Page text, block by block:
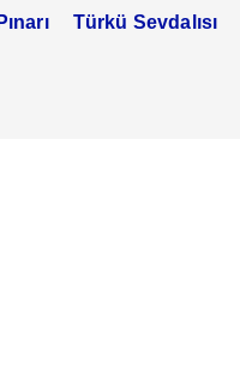
Türkü Sevdalısı